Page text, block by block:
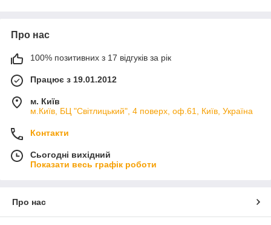
— декору і солодощів
У нашому асортименті:
— набори круглих корзинок для квітів
— корзинки різних розмірів
— корзинки з ручками
— набори для квітів і подарунків
Переваги наборів:
— єдиний стиль упаковки
— різні розміри для зручності
— гарний вигляд композицій
— подарунків близьким
— свят і важливих подій
Про нас
100% позитивних з 17 відгуків за рік
Працює з 19.01.2012
м. Київ
м.Київ, БЦ "Світлицький", 4 поверх, оф.61, Київ, Україна
Контакти
Сьогодні вихідний
Показати весь графік роботи
Про нас